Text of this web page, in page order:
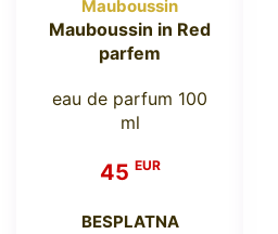
Mauboussin
Mauboussin in Red
parfem
eau de parfum 100
ml
45 EUR
BESPLATNA